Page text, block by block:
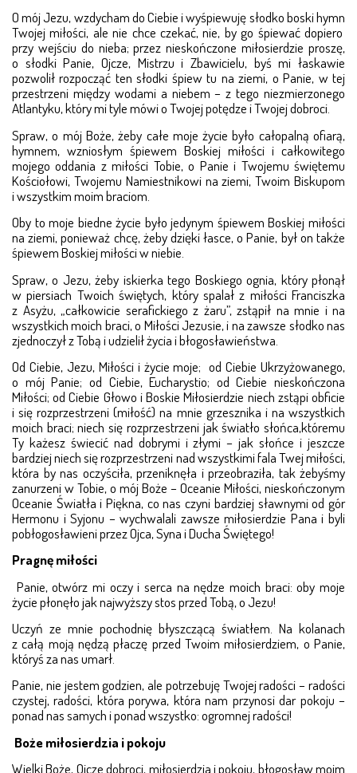
O mój Jezu, wzdycham do Ciebie i wyśpiewuję słodko boski hymn
Twojej miłości, ale nie chce czekać, nie, by go śpiewać dopiero
przy wejściu do nieba; przez nieskoń­czo­ne miłosierdzie proszę,
o słodki Panie, Ojcze, Mistrzu i Zbawicielu, byś mi łaskawie
pozwolił rozpocząć ten słodki śpiew tu na ziemi, o Panie, w tej
przestrzeni mię­dzy wodami a niebem – z tego niezmierzonego
Atlan­tyku, który mi tyle mówi o Twojej potędze i Twojej dob­roci.
Spraw, o mój Boże, żeby całe moje życie było całopalną ofiarą,
hymnem, wzniosłym śpiewem Boskiej miłości i cał­­kowitego
mojego oddania z miłości Tobie, o Panie i Two­­jemu świętemu
Kościołowi, Twojemu Namiestnikowi na ziemi, Twoim Biskupom
i wszystkim moim braciom.
Oby to moje biedne życie było jedynym śpiewem Bos­kiej miłości
na ziemi, ponieważ chcę, żeby dzięki łasce, o Panie, był on także
śpiewem Boskiej miłości w niebie.
Spraw, o Jezu, żeby iskierka tego Boskiego ognia, który płonął
w piersiach Twoich świętych, który spalał z miło­ści Franciszka
z Asyżu, „całkowicie serafickiego z żaru”, zstąpił na mnie i na
wszystkich moich braci, o Miłości Jezusie, i na zawsze słodko nas
zjednoczył z Tobą i udzie­lił życia i błogosławieństwa.
Od Ciebie, Jezu, Miłości i życie moje; od Ciebie Ukrzy­żowanego,
o mój Panie; od Ciebie, Eucharystio; od Ciebie nie­skończona
Miłości; od Ciebie Głowo i Boskie Mi­­ło­sierdzie niech zstąpi obficie
i się rozprzestrzeni (mi­łość) na mnie grzesznika i na wszystkich
moich braci; niech się roz­przestrzeni jak światło słońca,któremu
Ty każesz świe­­cić nad dobrymi i złymi – jak słońce i jeszcze
bardziej niech się rozprzestrzeni nad wszystkimi fala Twej miło­ści,
która by nas oczyściła, przeniknęła i przeobraziła, tak żebyśmy
zanurzeni w Tobie, o mój Boże – Oceanie Miło­ści, nieskończonym
Oceanie Światła i Pięk­na, co nas czy­ni bardziej sławnymi od gór
Hermonu i Sy­jo­nu – wy­chwa­lali zawsze miłosierdzie Pana i byli
pobło­go­sławieni przez Ojca, Syna i Ducha Świętego!
Pragnę miłości
Panie, otwórz mi oczy i serca na nędze moich braci: oby moje
życie płonęło jak najwyższy stos przed Tobą, o Jezu!
Uczyń ze mnie pochodnię błyszczącą światłem. Na kola­nach
z całą moją nędzą płaczę przed Twoim miłosierdziem, o Panie,
któryś za nas umarł.
Panie, nie jestem godzien, ale potrzebuję Twojej radości – radości
czystej, radości, która porywa, która nam przynosi dar pokoju –
ponad nas samych i ponad wszystko: ogromnej radości!
Boże miłosierdzia i pokoju
Wielki Boże, Ojcze dobroci, miłosierdzia i pokoju, bło­gosław moim